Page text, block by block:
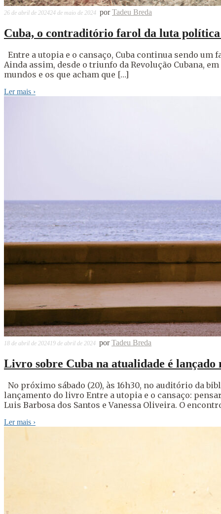
26 de abril de 202424 de maio de 2024 porTadeu Breda
Cuba, o contraditório farol da luta
Entre a utopia e o cansaço, Cuba continua sendo
Ainda assim, desde o triunfo da Revolução Cubana,
mundos e os que acham que […]
Ler mais ›
18 de abril de 202419 de abril de 2024 porTadeu Breda
Livro sobre Cuba na atualidade é
No próximo sábado (20), às 16h30, no auditório da
lançamento do livro Entre a utopia e o cansaço:
Luis Barbosa dos Santos e Vanessa Oliveira. O
Ler mais ›